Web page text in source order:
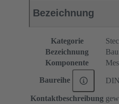
Bezeichnung
Kategorie
Bezeichnung
Komponente
Baureihe
Kontaktbeschreibung